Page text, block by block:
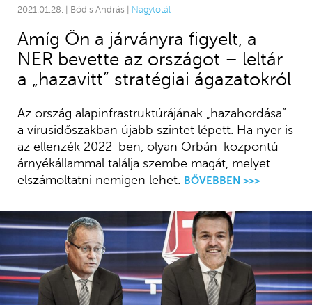
2021.01.28. | Bódis András | Nagytotál
Amíg Ön a járványra figyelt, a
NER bevette az országot – leltár
a „hazavitt” stratégiai ágazatokról
Az ország alapinfrastruktúrájának „hazahordása”
a vírusidőszakban újabb szintet lépett. Ha nyer is
az ellenzék 2022-ben, olyan Orbán-központú
árnyékállammal találja szembe magát, melyet
elszámoltatni nemigen lehet.
BŐVEBBEN >>>